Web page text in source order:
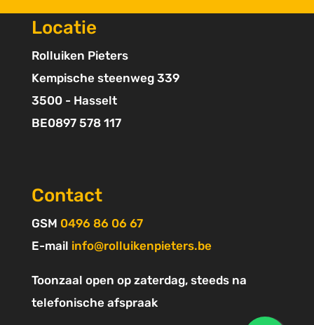
Locatie
Rolluiken Pieters
Kempische steenweg 339
3500 - Hasselt
BE0897 578 117
Contact
GSM 0496 86 06 67
E-mail info@rolluikenpieters.be
Toonzaal open op zaterdag, steeds na
telefonische afspraak